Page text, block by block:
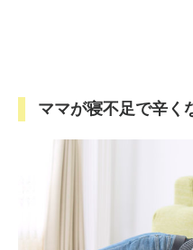
ママが寝不足で辛く